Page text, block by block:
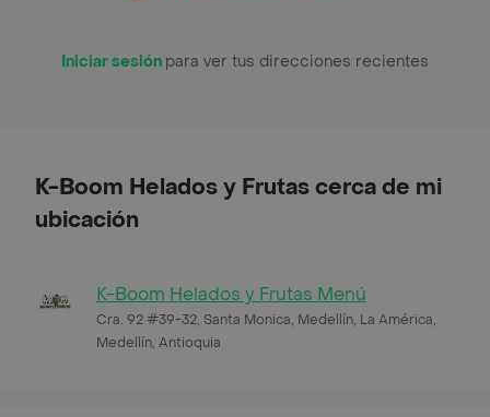
Iniciar sesión para ver tus direcciones recientes
K-Boom Helados y Frutas cerca de mi
ubicación
K-Boom Helados y Frutas Menú
Cra. 92 #39-32, Santa Monica, Medellín, La América,
Medellín, Antioquia